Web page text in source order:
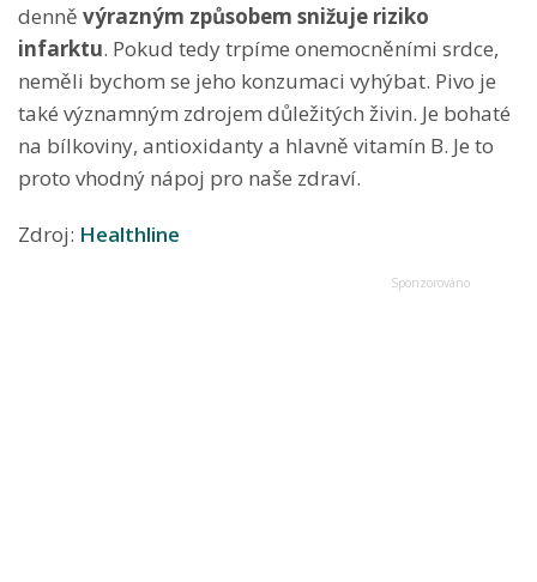
denně výrazným způsobem snižuje riziko
infarktu. Pokud tedy trpíme onemocněními srdce,
neměli bychom se jeho konzumaci vyhýbat. Pivo je
také významným zdrojem důležitých živin. Je bohaté
na bílkoviny, antioxidanty a hlavně vitamín B. Je to
proto vhodný nápoj pro naše zdraví.
Zdroj: Healthline